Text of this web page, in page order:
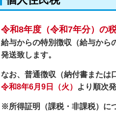
令和8年度（令和7年分）の
給与からの特別徴収（給与から
発送致します。
なお、普通徴収（納付書または
令和8年6月9日（火）
より順次
※所得証明（課税・非課税）に